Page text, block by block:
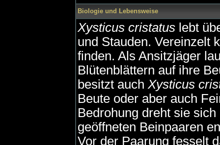
Biologie und Lebensweise
Xysticus cristatus lebt
und Stauden. Vereinzelt
finden. Als Ansitzjäger
Blütenblättern auf ihre
besitzt auch Xysticus
Beute oder aber auch
Bedrohung dreht sie
geöffneten Beinpaaren
Vor der Paarung fesselt